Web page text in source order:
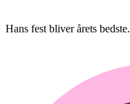
Hans fest bliver årets bedste.